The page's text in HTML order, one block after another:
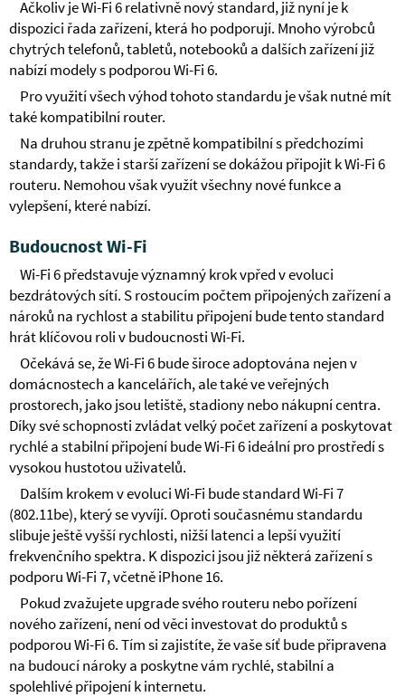
Ačkoliv je Wi-Fi 6 relativně nový standard, již nyní je k
dispozici řada zařízení, která ho podporují. Mnoho výrobců
chytrých telefonů, tabletů, notebooků a dalších zařízení již
nabízí modely s podporou Wi-Fi 6.
Pro využití všech výhod tohoto standardu je však nutné mít
také kompatibilní router.
Na druhou stranu je zpětně kompatibilní s předchozími
standardy, takže i starší zařízení se dokážou připojit k Wi-Fi 6
routeru. Nemohou však využít všechny nové funkce a
vylepšení, které nabízí.
Budoucnost Wi-Fi
Wi-Fi 6 představuje významný krok vpřed v evoluci
bezdrátových sítí. S rostoucím počtem připojených zařízení a
nároků na rychlost a stabilitu připojení bude tento standard
hrát klíčovou roli v budoucnosti Wi-Fi.
Očekává se, že Wi-Fi 6 bude široce adoptována nejen v
domácnostech a kancelářích, ale také ve veřejných
prostorech, jako jsou letiště, stadiony nebo nákupní centra.
Díky své schopnosti zvládat velký počet zařízení a poskytovat
rychlé a stabilní připojení bude Wi-Fi 6 ideální pro prostředí s
vysokou hustotou uživatelů.
Dalším krokem v evoluci Wi-Fi bude standard Wi-Fi 7
(802.11be), který se vyvíjí. Oproti současnému standardu
slibuje ještě vyšší rychlosti, nižší latenci a lepší využití
frekvenčního spektra. K dispozici jsou již některá zařízení s
podporu Wi-Fi 7, včetně iPhone 16.
Pokud zvažujete upgrade svého routeru nebo pořízení
nového zařízení, není od věci investovat do produktů s
podporou Wi-Fi 6. Tím si zajistíte, že vaše síť bude připravena
na budoucí nároky a poskytne vám rychlé, stabilní a
spolehlivé připojení k internetu.